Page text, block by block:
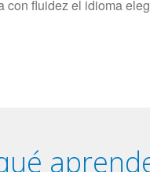
con fluidez el idioma